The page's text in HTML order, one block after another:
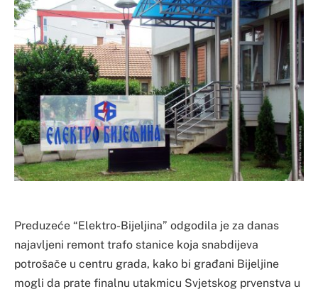
Preduzeće “Elektro-Bijeljina” odgodila je za danas
najavljeni remont trafo stanice koja snabdijeva
potrošače u centru grada, kako bi građani Bijeljine
mogli da prate finalnu utakmicu Svjetskog prvenstva u